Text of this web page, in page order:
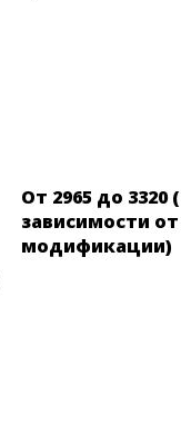
От 2965 до 3320
зависимости от
модификации)